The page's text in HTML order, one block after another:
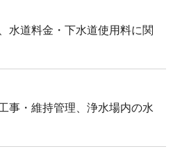
水道料金・下水道使用料に関
事・維持管理、浄水場内の水